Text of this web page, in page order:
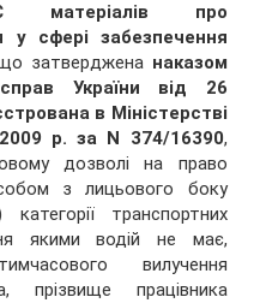
матеріалів про
у сфері забезпечення
затверджена наказом
справ України від 26
в Міністерстві
2009 р. за N 374/16390,
дозволі на право
з лицьового боку
транспортних
якими водій не має,
вилучення
прізвище працівника